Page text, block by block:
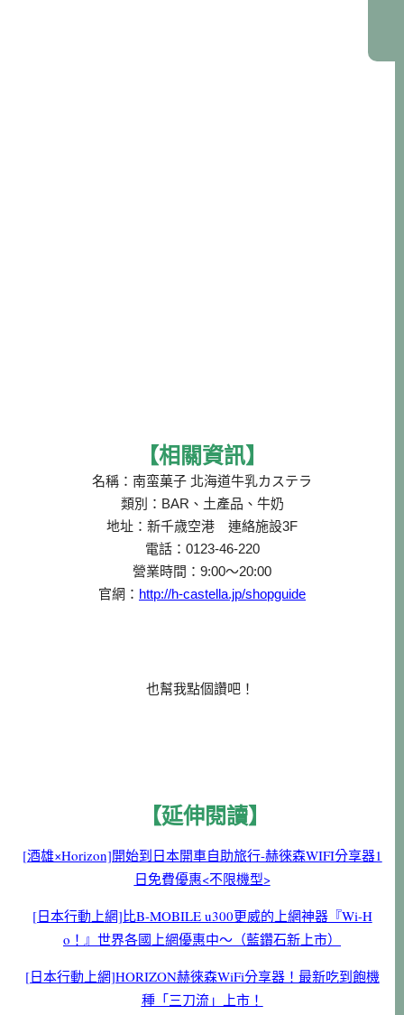
【相關資訊】
名稱：南蛮菓子 北海道牛乳カステラ
類別：BAR、土產品、牛奶
地址：新千歳空港 連絡施設3F
電話：0123-46-220
營業時間：9:00～20:00
官網： http://h-castella.jp/shopguide
也幫我點個讚吧！
【延伸閱讀】
[酒雄×Horizon]開始到日本開車自助旅行-赫徠森WIFI分享器1
日免費優惠<不限機型>
[日本行動上網]比B-MOBILE u300更威的上網神器『Wi-H
o！』世界各國上網優惠中～（藍鑽石新上市）
[日本行動上網]HORIZON赫徠森WiFi分享器！最新吃到飽機
種「三刀流」上市！